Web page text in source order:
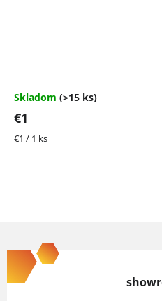
4,5
5
hviezdičiek.
Skladom (>15 ks)
€1
Jednotková
€1 / 1 ks
á
p